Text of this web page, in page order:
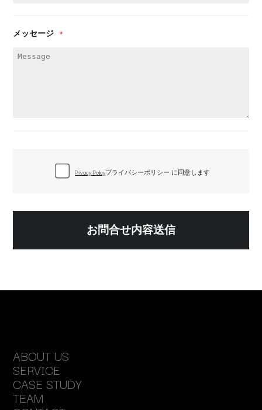
メッセージ *
Privacy Policyプライバシーポリシー に同意します
ABOUT US
SERVICE
CASE STUDY
TEAM